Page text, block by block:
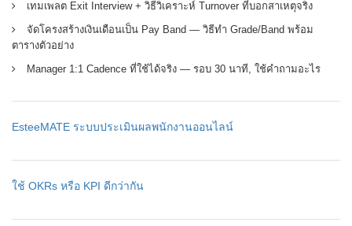
เทมเพลต Exit Interview + วิธีวิเคราะห์ Turnover ที่บอกสาเหตุจริง
จัดโครงสร้างเงินเดือนเป็น Pay Band — วิธีทำ Grade/Band พร้อม
ตารางตัวอย่าง
Manager 1:1 Cadence ที่ใช้ได้จริง — รอบ 30 นาที, ใช้คำถามอะไร
EsteeMATE ระบบประเมินผลพนักงานออนไลน์
ใช้ OKRs หรือ KPI ดีกว่ากัน